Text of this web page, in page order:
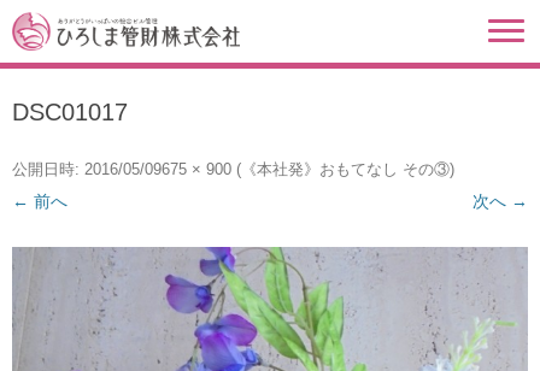
DSC01017
公開日時: 2016/05/09675 × 900 ( 《本社発》おもてなし その③)
← 前へ 次へ →